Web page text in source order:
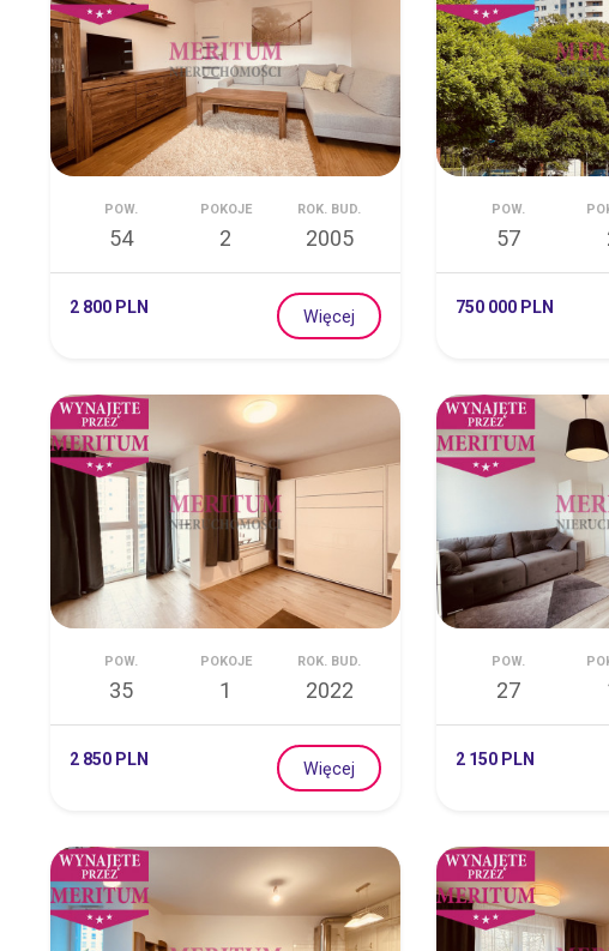
POW.
54
POKOJE
2
ROK. BUD.
2005
2 800 PLN Więcej
POW.
57
750 000 PLN
POW.
35
POKOJE
1
ROK. BUD.
2022
2 850 PLN Więcej
POW.
27
2 150 PLN